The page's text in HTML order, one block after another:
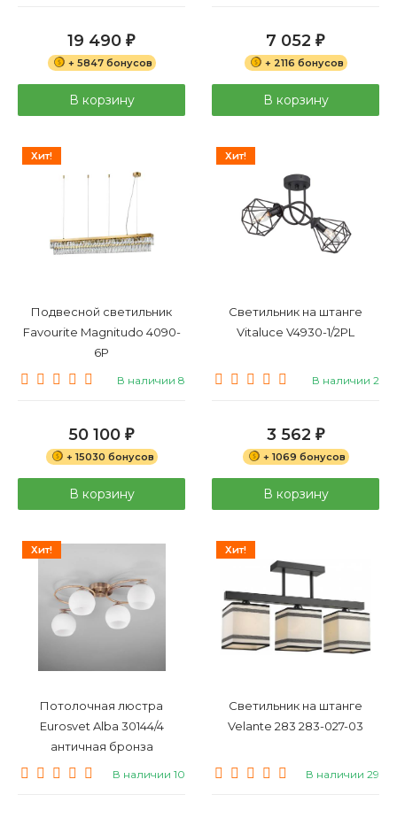
19 490 ₽
+ 5847 бонусов
В корзину
7 052 ₽
+ 2116 бонусов
В корзину
Хит!
Подвесной светильник
Favourite Magnitudo 4090-
6P
В наличии 8
50 100 ₽
+ 15030 бонусов
В корзину
Хит!
Светильник на штанге
Vitaluce V4930-1/2PL
В наличии 2
3 562 ₽
+ 1069 бонусов
В корзину
Хит!
Потолочная люстра
Eurosvet Alba 30144/4
античная бронза
В наличии 10
Хит!
Светильник на штанге
Velante 283 283-027-03
В наличии 29